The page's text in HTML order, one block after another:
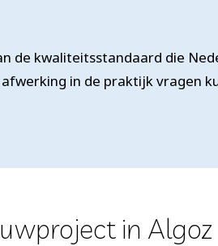
de kwaliteitsstandaard die
in de praktijk vragen
in Algoz